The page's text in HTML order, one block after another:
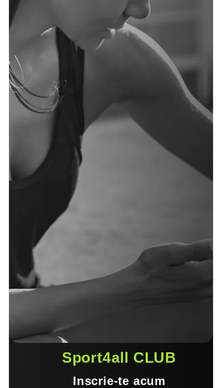
Sport4all CLUB
Inscrie-te acum